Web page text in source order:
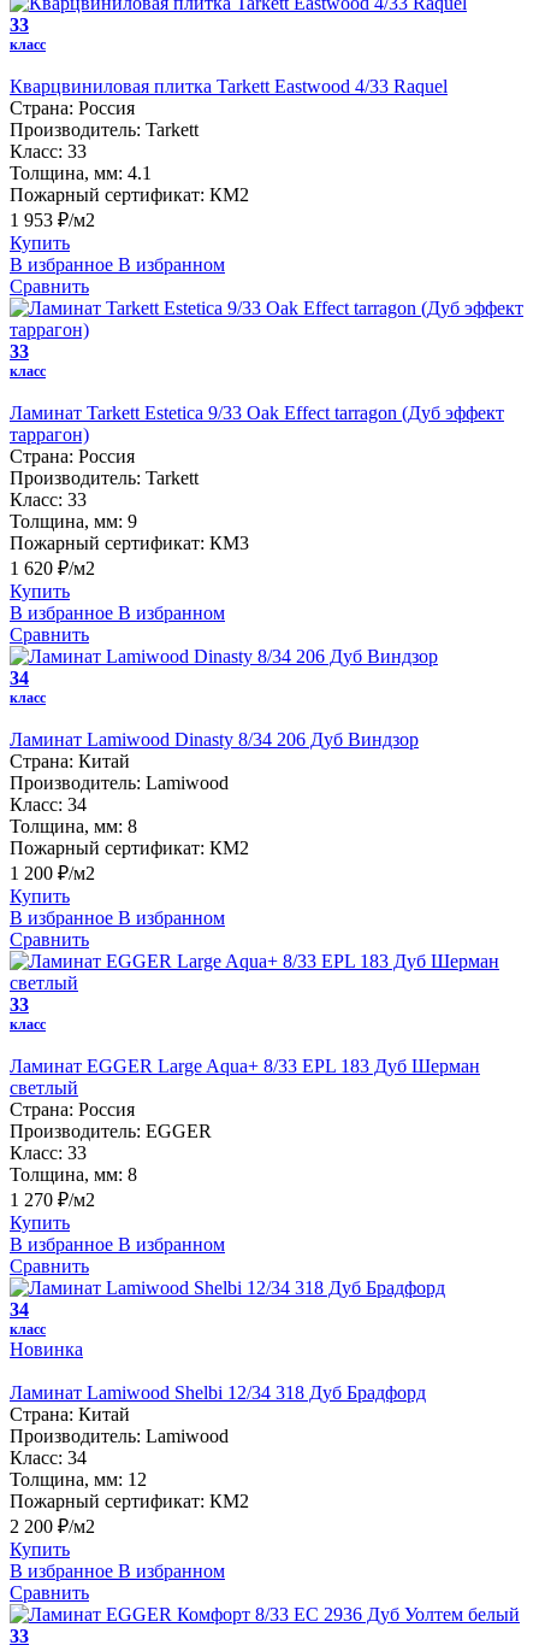
33
класс
Кварцвиниловая плитка Tarkett Eastwood 4/33 Raquel
Страна: Россия
Производитель: Tarkett
Класс: 33
Толщина, мм: 4.1
Пожарный сертификат: КМ2
1 953 ₽/м2
Купить
В избранное В избранном
Сравнить
33
класс
Ламинат Tarkett Estetica 9/33 Oak Effect tarragon (Дуб эффект
таррагон)
Страна: Россия
Производитель: Tarkett
Класс: 33
Толщина, мм: 9
Пожарный сертификат: КМ3
1 620 ₽/м2
Купить
В избранное В избранном
Сравнить
34
класс
Ламинат Lamiwood Dinasty 8/34 206 Дуб Виндзор
Страна: Китай
Производитель: Lamiwood
Класс: 34
Толщина, мм: 8
Пожарный сертификат: КМ2
1 200 ₽/м2
Купить
В избранное В избранном
Сравнить
33
класс
Ламинат EGGER Large Aqua+ 8/33 EPL 183 Дуб Шерман
светлый
Страна: Россия
Производитель: EGGER
Класс: 33
Толщина, мм: 8
1 270 ₽/м2
Купить
В избранное В избранном
Сравнить
34
класс
Новинка
Ламинат Lamiwood Shelbi 12/34 318 Дуб Брадфорд
Страна: Китай
Производитель: Lamiwood
Класс: 34
Толщина, мм: 12
Пожарный сертификат: КМ2
2 200 ₽/м2
Купить
В избранное В избранном
Сравнить
33